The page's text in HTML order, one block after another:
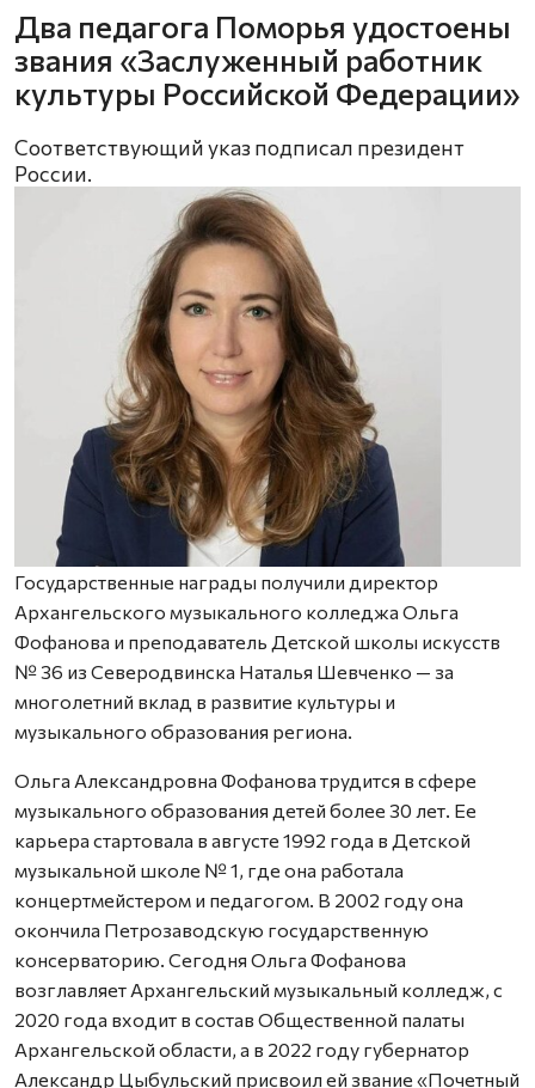
Два педагога Поморья удостоены
звания «Заслуженный работник
культуры Российской Федерации»
Соответствующий указ подписал президент
России.
Государственные награды получили директор
Архангельского музыкального колледжа Ольга
Фофанова и преподаватель Детской школы искусств
№ 36 из Северодвинска Наталья Шевченко — за
многолетний вклад в развитие культуры и
музыкального образования региона.
Ольга Александровна Фофанова трудится в сфере
музыкального образования детей более 30 лет. Ее
карьера стартовала в августе 1992 года в Детской
музыкальной школе № 1, где она работала
концертмейстером и педагогом. В 2002 году она
окончила Петрозаводскую государственную
консерваторию. Сегодня Ольга Фофанова
возглавляет Архангельский музыкальный колледж, с
2020 года входит в состав Общественной палаты
Архангельской области, а в 2022 году губернатор
Александр Цыбульский присвоил ей звание «Почетный